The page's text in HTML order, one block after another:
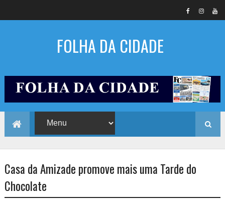
FOLHA DA CIDADE
Casa da Amizade promove mais uma Tarde do
Chocolate